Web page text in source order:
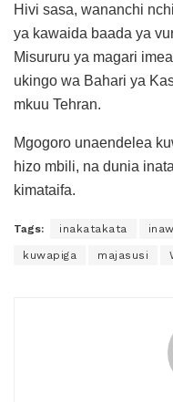
Hivi sasa, wananchi
ya kawaida baada ya
Misururu ya magari
ukingo wa Bahari ya
mkuu Tehran.
Mgogoro unaendelea
hizo mbili, na dunia
kimataifa.
Tags: inakatakata
kuwapiga majasusi